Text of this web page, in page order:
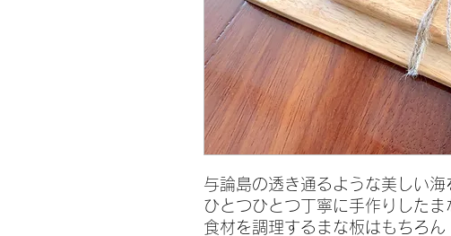
与論島の透き通るような美しい海
ひとつひとつ丁寧に手作りしたま
食材を調理するまな板はもちろん